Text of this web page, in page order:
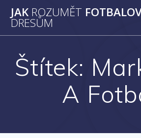
na
JAK ROZUMĚT
DRESŮM
Štítek:
A